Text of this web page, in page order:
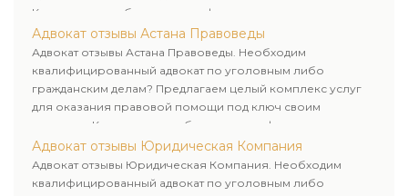
Комплексное обслуживание физических и юридических
лиц. Индивидуальный подход к каждому клиенту.
Адвокат отзывы Астана Правоведы
Адвокат отзывы Астана Правоведы. Необходим
квалифицированный адвокат по уголовным либо
гражданским делам? Предлагаем целый комплекс услуг
для оказания правовой помощи под ключ своим
клиентам. Комплексное обслуживание физических и
юридических лиц. Индивидуальный подход к каждому
клиенту.
Адвокат отзывы Юридическая Компания
Адвокат отзывы Юридическая Компания. Необходим
квалифицированный адвокат по уголовным либо